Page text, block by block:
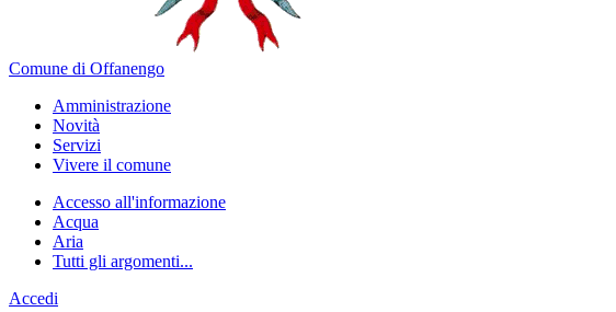
Comune di Offanengo
Amministrazione
Novità
Servizi
Vivere il comune
Accesso all'informazione
Acqua
Aria
Tutti gli argomenti...
Accedi